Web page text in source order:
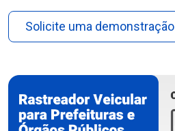
Solicite uma demonstração